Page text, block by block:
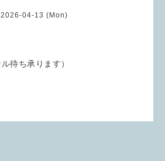
2026-04-13 (Mon)
待ち承ります）